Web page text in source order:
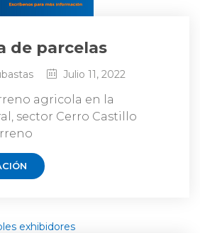
de parcelas
Julio 11, 2022
agricola en la
sector Cerro Castillo